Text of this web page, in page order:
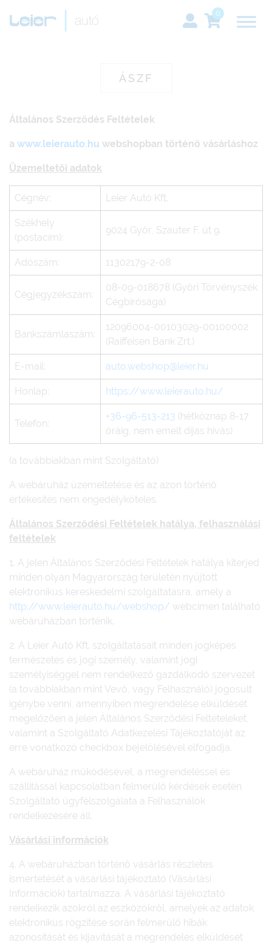
0
ÁSZF
Általános Szerződés Feltételek
a www.leierauto.hu webshopban történő vásárláshoz
Üzemeltetői adatok
Cégnév: Leier Autó Kft.
Székhely
(postacím):
9024 Győr, Szauter F. út 9.
Adószám: 11302179-2-08
Cégjegyzékszám:
08-09-018678 (Győri Törvényszék
Cégbírósága)
Bankszámlaszám:
12096004-00103029-00100002
(Raiffeisen Bank Zrt.)
E-mail: auto.webshop@leier.hu
Honlap: https://www.leierauto.hu/
Telefon:
+36-96-513-213 (hétköznap 8-17
óráig, nem emelt díjas hívás)
(a továbbiakban mint Szolgáltató)
A webáruház üzemeltetése és az azon történő
értékesítés nem engedélyköteles.
Általános Szerződési Feltételek hatálya, felhasználási
feltételek
1. A jelen Általános Szerződési Feltételek hatálya kiterjed
minden olyan Magyarország területén nyújtott
elektronikus kereskedelmi szolgáltatásra, amely a
http://www.leierauto.hu/webshop/ webcímen található
webáruházban történik.
2. A Leier Autó Kft. szolgáltatásait minden jogképes
természetes és jogi személy, valamint jogi
személyiséggel nem rendelkező gazdálkodó szervezet
(a továbbiakban mint Vevő, vagy Felhasználó) jogosult
igénybe venni, amennyiben megrendelése elküldését
megelőzően a jelen Általános Szerződési Feltételeket,
valamint a Szolgáltató Adatkezelési Tájékoztatóját az
erre vonatkozó checkbox bejelölésével elfogadja.
A webáruház működésével, a megrendeléssel és
szállítással kapcsolatban felmerülő kérdések esetén
Szolgáltató ügyfélszolgálata a Felhasználók
rendelkezésére áll.
Vásárlási információk
4. A webáruházban történő vásárlás részletes
ismertetését a vásárlási tájékoztató (Vásárlási
Információk) tartalmazza. A vásárlási tájékoztató
rendelkezik azokról az eszközökről, amelyek az adatok
elektronikus rögzítése során felmerülő hibák
azonosítását és kijavítását a megrendelés elküldését